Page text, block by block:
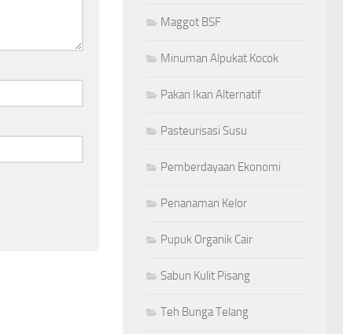
Maggot BSF
Minuman Alpukat Kocok
Pakan Ikan Alternatif
Pasteurisasi Susu
Pemberdayaan Ekonomi
Penanaman Kelor
Pupuk Organik Cair
Sabun Kulit Pisang
Teh Bunga Telang